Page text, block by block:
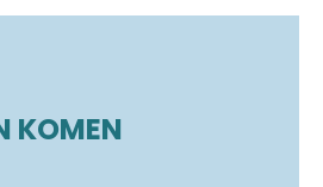
KOMEN